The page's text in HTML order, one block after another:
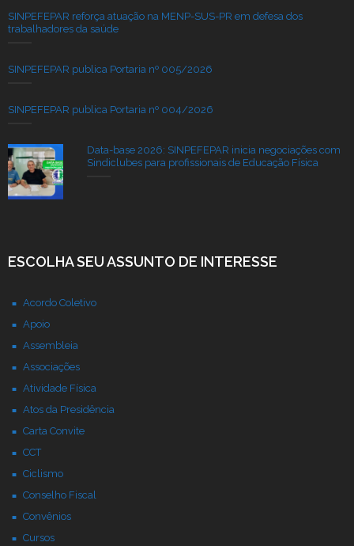
SINPEFEPAR reforça atuação na MENP-SUS-PR em defesa dos
trabalhadores da saúde
SINPEFEPAR publica Portaria nº 005/2026
SINPEFEPAR publica Portaria nº 004/2026
Data-base 2026: SINPEFEPAR inicia negociações com
Sindiclubes para profissionais de Educação Física
ESCOLHA SEU ASSUNTO DE INTERESSE
Acordo Coletivo
Apoio
Assembleia
Associações
Atividade Física
Atos da Presidência
Carta Convite
CCT
Ciclismo
Conselho Fiscal
Convênios
Cursos